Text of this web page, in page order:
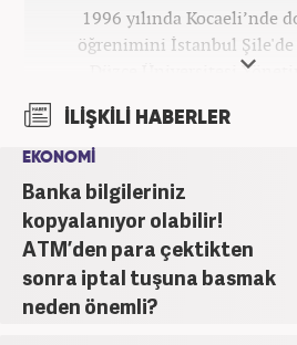
1996 yılında Kocaeli’nde
öğrenimini İstanbul Şile'de
Düzce Üniversitesi
bağlı Haber7.com
İLİŞKİLİ HABERLER
EKONOMİ
Banka bilgileriniz
kopyalanıyor olabilir!
ATM’den para çektikten
sonra iptal tuşuna basmak
neden önemli?